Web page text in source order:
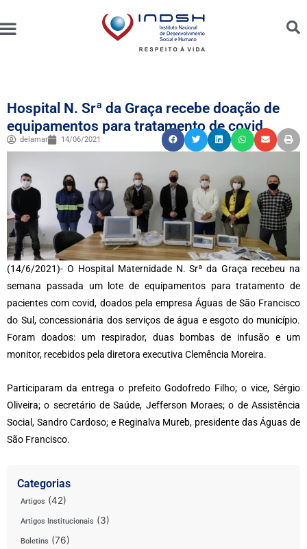
Hospital N. Srª da Graça recebe doação de
equipamentos para tratamento de covid
delamar 14/06/2021
(14/6/2021)- O Hospital Maternidade N. Srª da Graça recebeu na
semana passada um lote de equipamentos para tratamento de
pacientes com covid, doados pela empresa Águas de São Francisco
do Sul, concessionária dos serviços de água e esgoto do município.
Foram doados: um respirador, duas bombas de infusão e um
monitor, recebidos pela diretora executiva Clemência Moreira.
Participaram da entrega o prefeito Godofredo Filho; o vice, Sérgio
Oliveira; o secretário de Saúde, Jefferson Moraes; o de Assistência
Social, Sandro Cardoso; e Reginalva Mureb, presidente das Águas de
São Francisco.
Categorias
Artigos (42)
Artigos Institucionais (3)
Boletins (76)